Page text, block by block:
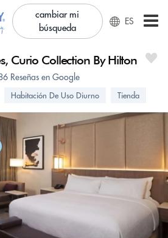
cambiar mi
búsqueda
ES
Curio Collection By Hilton
Reseñas en Google
Habitación De Uso Diurno Tienda